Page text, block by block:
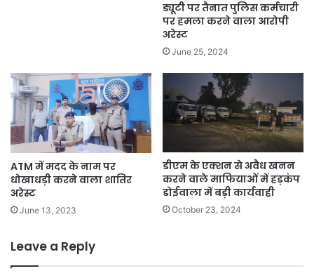
ड्यूटी पर तैनात पुलिस कर्मचारी
पर हमला करने वाला आरोपी
अरेस्ट
June 25, 2024
ATM में मदद के नाम पर
धोखाधड़ी करने वाला शातिर
अरेस्ट
June 13, 2023
डीएम के एक्शन से अवैध खनन
करने वाले माफियाओं में हड़कंप
डोईवाला में बड़ी कार्यवाही
October 23, 2024
Leave a Reply